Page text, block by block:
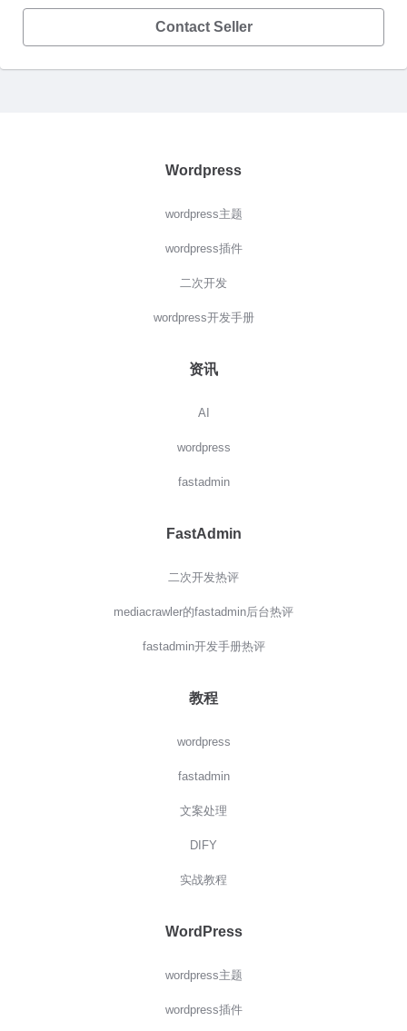
Contact Seller
Wordpress
wordpress主题
wordpress插件
二次开发
wordpress开发手册
资讯
AI
wordpress
fastadmin
FastAdmin
二次开发热评
mediacrawler的fastadmin后台热评
fastadmin开发手册热评
教程
wordpress
fastadmin
文案处理
DIFY
实战教程
WordPress
wordpress主题
wordpress插件